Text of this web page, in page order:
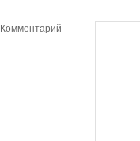
Комментарий